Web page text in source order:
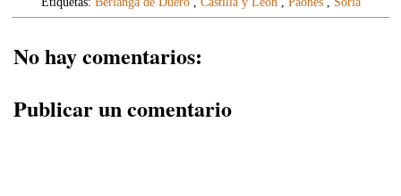
No hay comentarios:
Publicar un comentario